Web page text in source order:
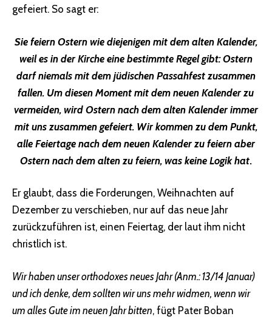
gefeiert. So sagt er:
Sie feiern Ostern wie diejenigen mit dem alten Kalender,
weil es in der Kirche eine bestimmte Regel gibt: Ostern
darf niemals mit dem jüdischen Passahfest zusammen
fallen. Um diesen Moment mit dem neuen Kalender zu
vermeiden, wird Ostern nach dem alten Kalender immer
mit uns zusammen gefeiert. Wir kommen zu dem Punkt,
alle Feiertage nach dem neuen Kalender zu feiern aber
Ostern nach dem alten zu feiern, was keine Logik hat.
Er glaubt, dass die Forderungen, Weihnachten auf
Dezember zu verschieben, nur auf das neue Jahr
zurückzuführen ist, einen Feiertag, der laut ihm nicht
christlich ist.
Wir haben unser orthodoxes neues Jahr (Anm.: 13/14 Januar)
und ich denke, dem sollten wir uns mehr widmen, wenn wir
um alles Gute im neuen Jahr bitten, fügt Pater Boban